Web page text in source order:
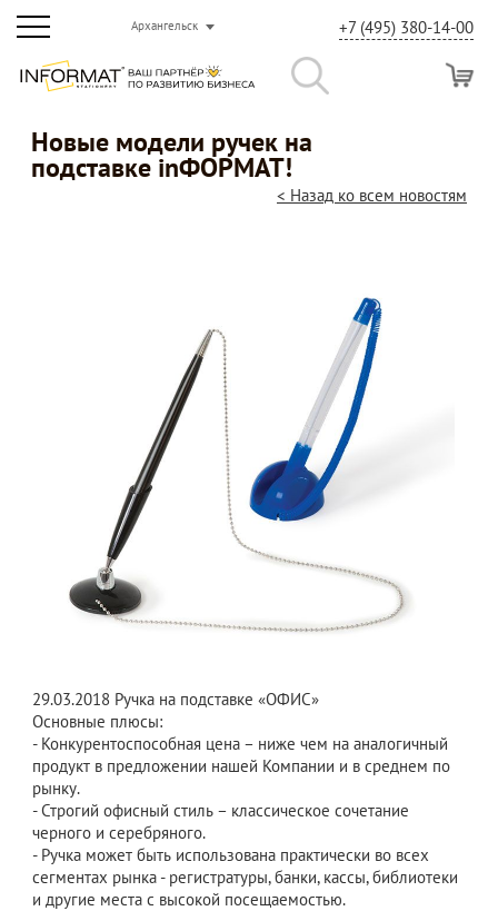
Архангельск +7 (495) 380-14-00
Новые модели ручек на
подставке inФОРМАТ!
< Назад ко всем новостям
29.03.2018 Ручка на подставке «ОФИС»
Основные плюсы:
- Конкурентоспособная цена – ниже чем на аналогичный
продукт в предложении нашей Компании и в среднем по
рынку.
- Строгий офисный стиль – классическое сочетание
черного и серебряного.
- Ручка может быть использована практически во всех
сегментах рынка - регистратуры, банки, кассы, библиотеки
и другие места с высокой посещаемостью.